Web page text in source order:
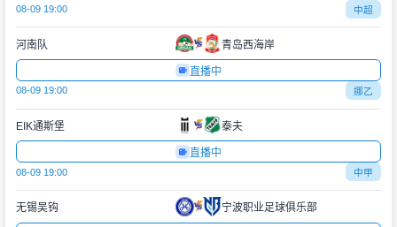
08-09 19:00 中超
河南队 青岛西海岸
直播中
08-09 19:00 挪乙
EIK通斯堡 泰夫
直播中
08-09 19:00 中甲
无锡吴钩 宁波职业足球俱乐部